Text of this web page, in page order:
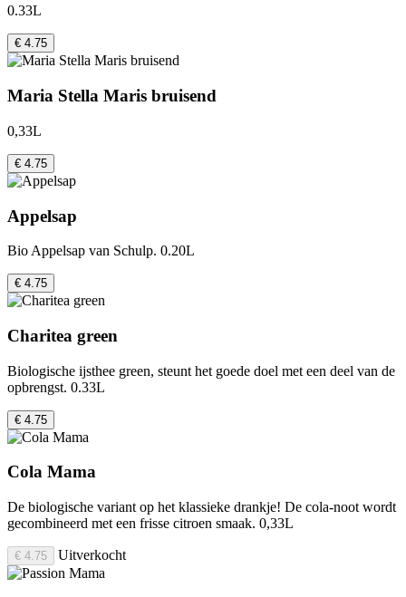
0.33L
€ 4.75
Maria Stella Maris bruisend
0,33L
€ 4.75
Appelsap
Bio Appelsap van Schulp. 0.20L
€ 4.75
Charitea green
Biologische ijsthee green, steunt het goede doel met een deel van de
opbrengst. 0.33L
€ 4.75
Cola Mama
De biologische variant op het klassieke drankje! De cola-noot wordt
gecombineerd met een frisse citroen smaak. 0,33L
€ 4.75 Uitverkocht